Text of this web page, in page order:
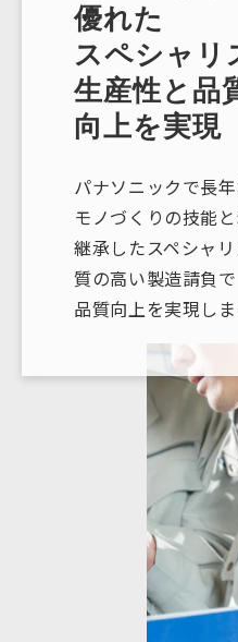
優れた
スペシャリ
生産性と品
向上を実現
パナソニックで長
モノづくりの技能
継承したスペシャリ
質の高い製造請負で
品質向上を実現しま